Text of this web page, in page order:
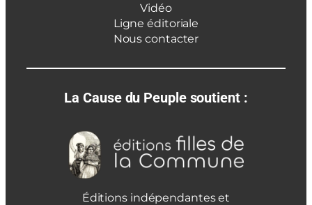
Vidéo
Ligne éditoriale
Nous contacter
La Cause du Peuple soutient :
Éditions indépendantes et